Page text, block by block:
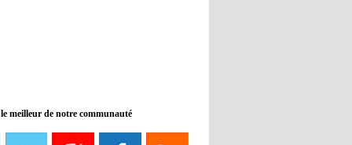
08:21 - 2022/11/08
Liverpool mis en vente par son
propriétaire
meilleur de notre communauté